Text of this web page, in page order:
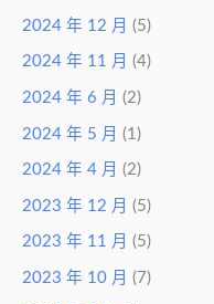
2024 年 12 月 (5)
2024 年 11 月 (4)
2024 年 6 月 (2)
2024 年 5 月 (1)
2024 年 4 月 (2)
2023 年 12 月 (5)
2023 年 11 月 (5)
2023 年 10 月 (7)